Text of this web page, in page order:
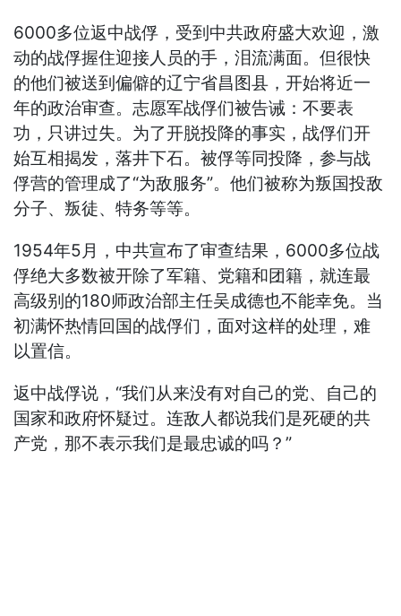
6000多位返中战俘，受到中共政府盛大欢迎，激
动的战俘握住迎接人员的手，泪流满面。但很快
的他们被送到偏僻的辽宁省昌图县，开始将近一
年的政治审查。志愿军战俘们被告诫：不要表
功，只讲过失。为了开脱投降的事实，战俘们开
始互相揭发，落井下石。被俘等同投降，参与战
俘营的管理成了“为敌服务”。他们被称为叛国投敌
分子、叛徒、特务等等。
1954年5月，中共宣布了审查结果，6000多位战
俘绝大多数被开除了军籍、党籍和团籍，就连最
高级别的180师政治部主任吴成德也不能幸免。当
初满怀热情回国的战俘们，面对这样的处理，难
以置信。
返中战俘说，“我们从来没有对自己的党、自己的
国家和政府怀疑过。连敌人都说我们是死硬的共
产党，那不表示我们是最忠诚的吗？”